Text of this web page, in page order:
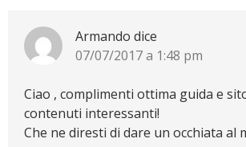
Armando dice
07/07/2017 a 1:48 pm
Ciao , complimenti ottima guida e
contenuti interessanti!
Che ne diresti di dare un occhiata al